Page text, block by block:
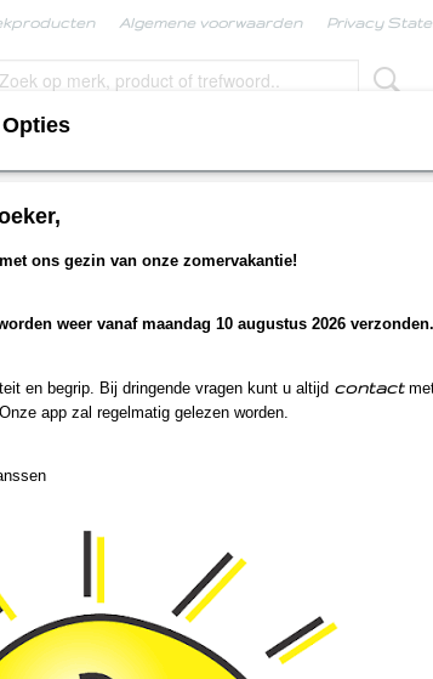
Algemene voorwaarden Privacy
LIMBURGSE
>Zoete Proficiat
Proficiat
ons gezin van onze zomervakantie!
weer vanaf maandag 10 augustus 2026 verzonden.
en begrip. Bij dringende vragen kunt u altijd contact
app zal regelmatig gelezen worden.